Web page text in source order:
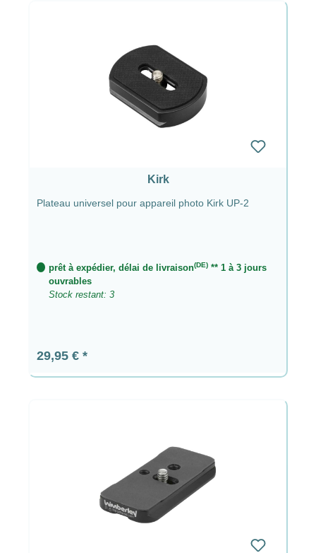
Kirk
Plateau universel pour appareil photo Kirk UP-2
prêt à expédier, délai de livraison(DE) ** 1 à 3 jours
ouvrables
Stock restant: 3
Prix régulier :
29,95 €